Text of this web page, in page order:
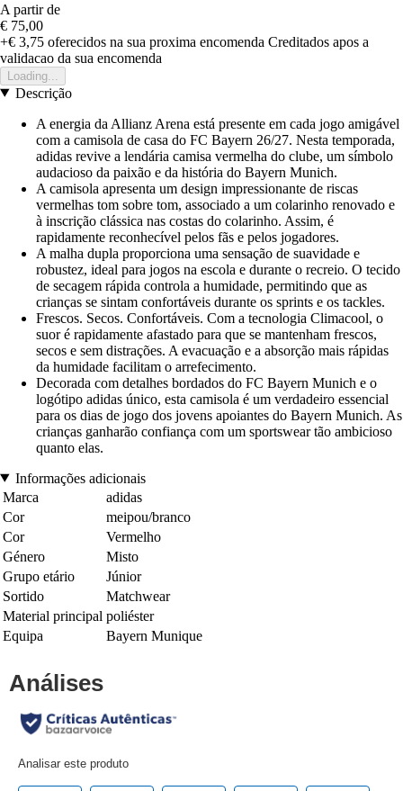
A partir de
€ 75,00
+€ 3,75 oferecidos na sua proxima encomenda Creditados apos a
validacao da sua encomenda
Loading...
Descrição
A energia da Allianz Arena está presente em cada jogo amigável
com a camisola de casa do FC Bayern 26/27. Nesta temporada,
adidas revive a lendária camisa vermelha do clube, um símbolo
audacioso da paixão e da história do Bayern Munich.
A camisola apresenta um design impressionante de riscas
vermelhas tom sobre tom, associado a um colarinho renovado e
à inscrição clássica nas costas do colarinho. Assim, é
rapidamente reconhecível pelos fãs e pelos jogadores.
A malha dupla proporciona uma sensação de suavidade e
robustez, ideal para jogos na escola e durante o recreio. O tecido
de secagem rápida controla a humidade, permitindo que as
crianças se sintam confortáveis durante os sprints e os tackles.
Frescos. Secos. Confortáveis. Com a tecnologia Climacool, o
suor é rapidamente afastado para que se mantenham frescos,
secos e sem distrações. A evacuação e a absorção mais rápidas
da humidade facilitam o arrefecimento.
Decorada com detalhes bordados do FC Bayern Munich e o
logótipo adidas único, esta camisola é um verdadeiro essencial
para os dias de jogo dos jovens apoiantes do Bayern Munich. As
crianças ganharão confiança com um sportswear tão ambicioso
quanto elas.
Informações adicionais
Marca
adidas
Cor
meipou/branco
Cor
Vermelho
Género
Misto
Grupo etário
Júnior
Sortido
Matchwear
Material principal poliéster
Equipa
Bayern Munique